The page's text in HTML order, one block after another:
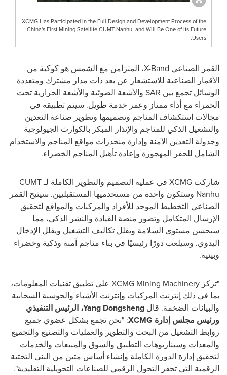
XCMG Has Participated in the Full Design and Development Process of the
China's First Mining Satellite CUMT Nanhu, and Will Be One of Its Future
Users.
القمر الصناعي X-Band، المتزامن مع الشمس هو كوكبة من
الأقمار الصناعية للاستشعار عن بعد ذات مدار مشترك ومتعددة
الوسائل تجمع بين SAR والأشعة الضوئية والأشعة الحرارية تحت
الحمراء مع أداء ممتاز وعمر خدمة طويل. سيتم تطبيقه في
مجالات استكشاف المناجم وتصميمها وتطوير صناعة التعدين
والتشغيل الذكي للمناجم والإنذار المبكر بالكوارث الجيولوجية
وجدولة التعدين الآمنة وإدارة منحدرات مواقع المناجم والاستخدام
الشامل للحفر المهجورة وإعادة تأهيل المناجم الخضراء.
شاركت XCMG في عملية التصميم والتطوير الكاملة لـCUMT
Nanhu وستكون واحدة من مستخدميها المستقبليين. سيتيح القمر
الصناعي التخطيط الموحد للأفراد والمركبات والمواقع لتحقيق
الإرسال المتكامل وتصور منصة القيادة والنشر الذكي، مما
سيحسن مستوى السلامة ويقلل تكاليف التشغيل ويقلل الإدخال
اليدوي. وسيلعب دورًا رئيسيًا في بناء مناجم آمنة وذكية وخضراء
وبيئية.
"تركز XCMG Mining Machinery على تطبيق تقنيات المعلومات،
بما في ذلك إنترنت المركبات وإنترنت الأشياء والحوسبة السحابية
والبيانات الضخمة. قال Yang Dongsheng، الرئيس التنفيذي
ورئيس مجلس إدارة XCMG: "نحن نجمع بشكل عضوي جميع
روابط التشغيل من البحث والتطوير والعمليات والتصنيع والتجميع
والمعدات وسيناريوهات التطبيق والسوق والمبيعات والخدمات
لتحقيق إدارة الدورة الكاملة وإنشاء أساس متين من البنى التحتية
الرقمية التي تحفز التحول الرقمي للصناعات التحويلية التقليدية".